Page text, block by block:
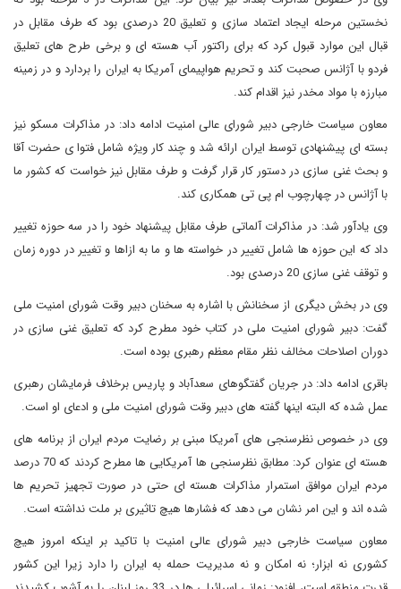
نخستین مرحله ایجاد اعتماد سازی و تعلیق 20 درصدی بود که طرف مقابل در
قبال این موارد قبول کرد که برای راکتور آب هسته ای و برخی طرح های تعلیق
فردو با آژانس صحبت کند و تحریم هواپیمای آمریکا به ایران را بردارد و در زمینه
مبارزه با مواد مخدر نیز اقدام کند.
معاون سیاست خارجی دبیر شورای عالی امنیت ادامه داد: در مذاکرات مسکو نیز
بسته ای پیشنهادی توسط ایران ارائه شد و چند کار ویژه شامل فتوا ی حضرت آقا
و بحث غنی سازی در دستور کار قرار گرفت و طرف مقابل نیز خواست که کشور ما
با آژانس در چهارچوب ام پی تی همکاری کند.
وی یادآور شد: در مذاکرات آلماتی طرف مقابل پیشنهاد خود را در سه حوزه تغییر
داد که این حوزه ها شامل تغییر در خواسته ها و ما به ازاها و تغییر در دوره زمان
و توقف غنی سازی 20 درصدی بود.
وی در بخش دیگری از سخنانش با اشاره به سخنان دبیر وقت شورای امنیت ملی
گفت: دبیر شورای امنیت ملی در کتاب خود مطرح کرد که تعلیق غنی سازی در
دوران اصلاحات مخالف نظر مقام معظم رهبری بوده است.
باقری ادامه داد: در جریان گفتگوهای سعدآباد و پاریس برخلاف فرمایشان رهبری
عمل شده که البته اینها گفته های دبیر وقت شورای امنیت ملی و ادعای او است.
وی در خصوص نظرسنجی های آمریکا مبنی بر رضایت مردم ایران از برنامه های
هسته ای عنوان کرد: مطابق نظرسنجی ها آمریکایی ها مطرح کردند که 70 درصد
مردم ایران موافق استمرار مذاکرات هسته ای حتی در صورت تجهیز تحریم ها
شده اند و این امر نشان می دهد که فشارها هیچ تاثیری بر ملت نداشته است.
معاون سیاست خارجی دبیر شورای عالی امنیت با تاکید بر اینکه امروز هیچ
کشوری نه ابزار؛ نه امکان و نه مدیریت حمله به ایران را دارد زیرا این کشور